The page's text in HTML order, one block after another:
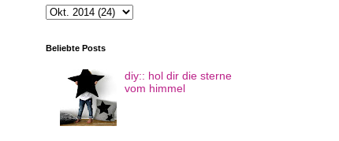
Beliebte Posts
diy:: hol dir die sterne
vom himmel